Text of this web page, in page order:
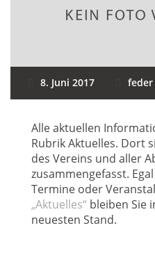
8. Juni 2017 feder
Alle aktuellen
Rubrik Aktuelles. Dort
des Vereins und aller
zusammengefasst.
Termine oder
„Aktuelles“ bleiben Sie
neuesten Stand.